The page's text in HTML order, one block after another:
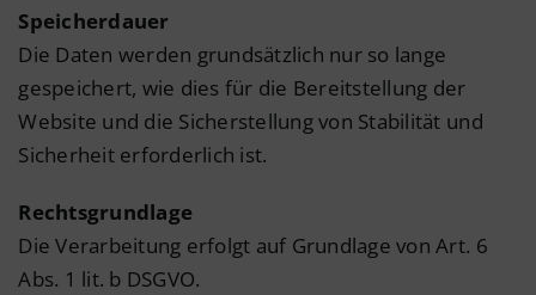
Speicherdauer
Die Daten werden grundsätzlich nur so lange
gespeichert, wie dies für die Bereitstellung der
Website und die Sicherstellung von Stabilität und
Sicherheit erforderlich ist.
Rechtsgrundlage
Die Verarbeitung erfolgt auf Grundlage von Art. 6
Abs. 1 lit. b DSGVO.